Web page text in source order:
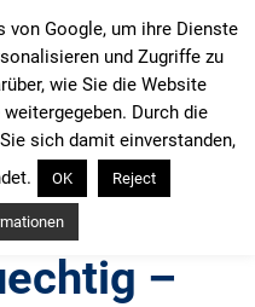
–
von Google, um ihre Dienste
und Zugriffe zu
wie Sie die Website
Durch die
sich damit einverstanden,
OK Reject